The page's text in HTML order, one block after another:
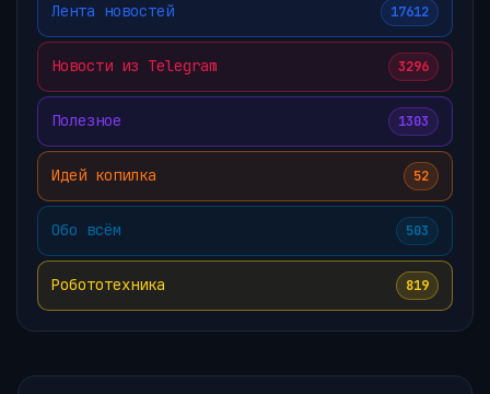
Лента новостей 17612
Новости из Telegram 3296
Полезное 1303
Идей копилка 52
Обо всём 503
Робототехника 819